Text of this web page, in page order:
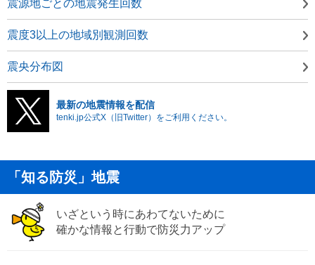
震源地ごとの地震発生回数
震度3以上の地域別観測回数
震央分布図
最新の地震情報を配信
tenki.jp公式X（旧Twitter）をご利用ください。
「知る防災」地震
いざという時にあわてないために
確かな情報と行動で防災力アップ